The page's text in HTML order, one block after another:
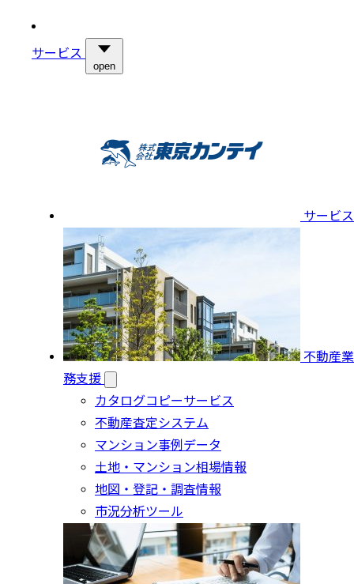
サービス
open
サービス
不動産業
務支援
カタログコピーサービス
不動産査定システム
マンション事例データ
土地・マンション相場情報
地図・登記・調査情報
市況分析ツール